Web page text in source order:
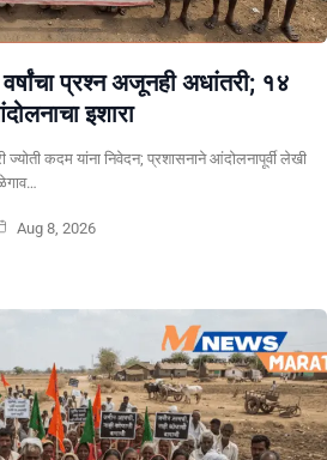
प्रश्न अजूनही अधांतरी; १४
इशारा
ज्योती कदम यांना निवेदन; प्रशासनाने आंदोलनापूर्वी लेखी
Aug 8, 2026